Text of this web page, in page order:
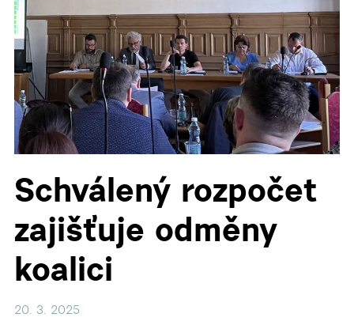
Schválený rozpočet
zajišťuje odměny
koalici
20. 3. 2025